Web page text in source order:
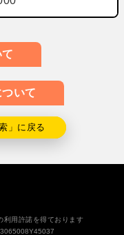
いて
」に戻る
利用許諾を得ております